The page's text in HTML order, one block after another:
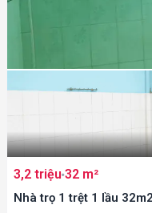
3,2 triệu 32 m²
Nhà trọ 1 trệt 1 lầu